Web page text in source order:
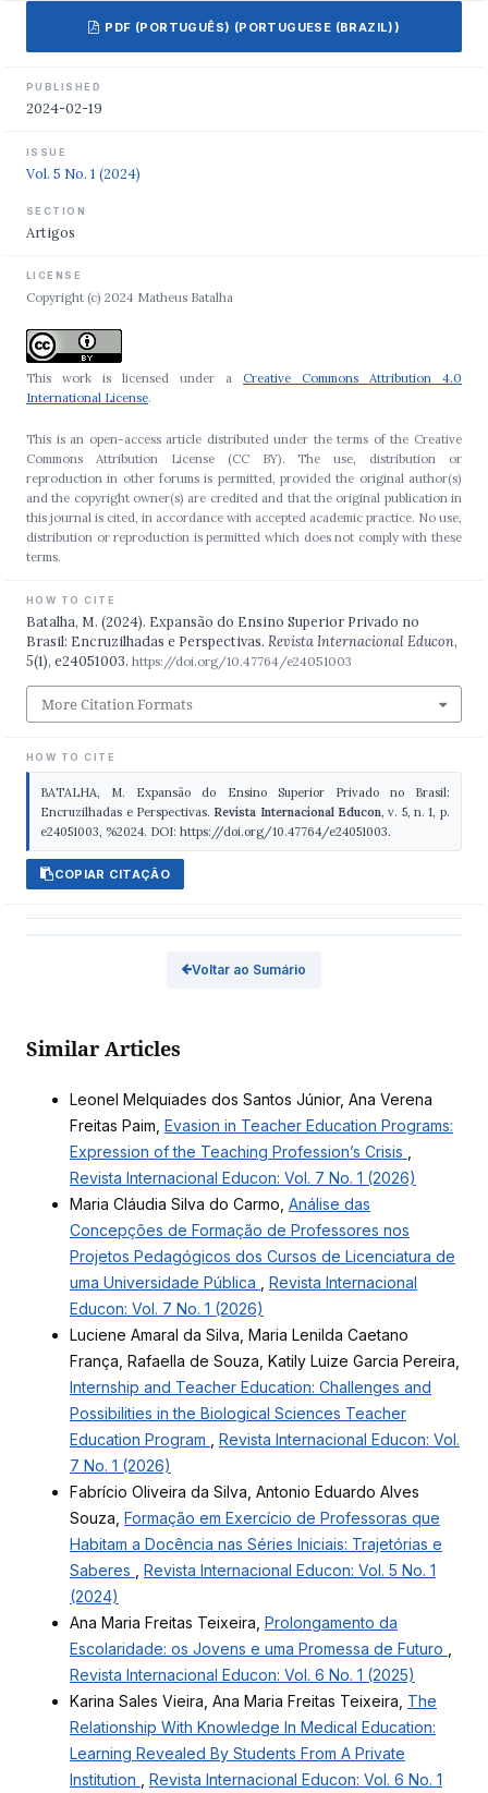
PDF (PORTUGUÊS) (PORTUGUESE (BRAZIL))
PUBLISHED
2024-02-19
ISSUE
Vol. 5 No. 1 (2024)
SECTION
Artigos
LICENSE
Copyright (c) 2024 Matheus Batalha
This work is licensed under aCreative Commons Attribution 4.0
International License.
This is an open-access article distributed under the terms of the Creative
Commons Attribution License (CC BY). The use, distribution or
reproduction in other forums is permitted, provided the original author(s)
and the copyright owner(s) are credited and that the original publication in
this journal is cited, in accordance with accepted academic practice. No use,
distribution or reproduction is permitted which does not comply with these
terms.
HOW TO CITE
Batalha, M. (2024). Expansão do Ensino Superior Privado no
Brasil: Encruzilhadas e Perspectivas. Revista Internacional Educon,
5(1), e24051003. https://doi.org/10.47764/e24051003
More Citation Formats
HOW TO CITE
BATALHA, M. Expansão do Ensino Superior Privado no Brasil:
Encruzilhadas e Perspectivas. Revista Internacional Educon, v. 5, n. 1, p.
e24051003, %2024. DOI: https://doi.org/10.47764/e24051003.
COPIAR CITAÇÃO
Voltar ao Sumário
Similar Articles
Leonel Melquiades dos Santos Júnior, Ana Verena
Freitas Paim, Evasion in Teacher Education Programs:
Expression of the Teaching Profession’s Crisis
Revista Internacional Educon: Vol. 7 No. 1 (2026)
Maria Cláudia Silva do Carmo, Análise das
Concepções de Formação de Professores nos
Projetos Pedagógicos dos Cursos de Licenciatura de
uma Universidade Pública
Revista Internacional
Educon: Vol. 7 No. 1 (2026)
Luciene Amaral da Silva, Maria Lenilda Caetano
França, Rafaella de Souza, Katily Luize Garcia Pereira,
Internship and Teacher Education: Challenges and
Possibilities in the Biological Sciences Teacher
Education Program
Revista Internacional Educon: Vol.
7 No. 1 (2026)
Fabrício Oliveira da Silva, Antonio Eduardo Alves
Souza, Formação em Exercício de Professoras que
Habitam a Docência nas Séries Iniciais: Trajetórias e
Saberes
Revista Internacional Educon: Vol. 5 No. 1
(2024)
Ana Maria Freitas Teixeira, Prolongamento da
Escolaridade: os Jovens e uma Promessa de Futuro
Revista Internacional Educon: Vol. 6 No. 1 (2025)
Karina Sales Vieira, Ana Maria Freitas Teixeira, The
Relationship With Knowledge In Medical Education:
Learning Revealed By Students From A Private
Institution
Revista Internacional Educon: Vol. 6 No. 1